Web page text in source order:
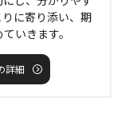
に寄り添い、期
いきます。
詳細